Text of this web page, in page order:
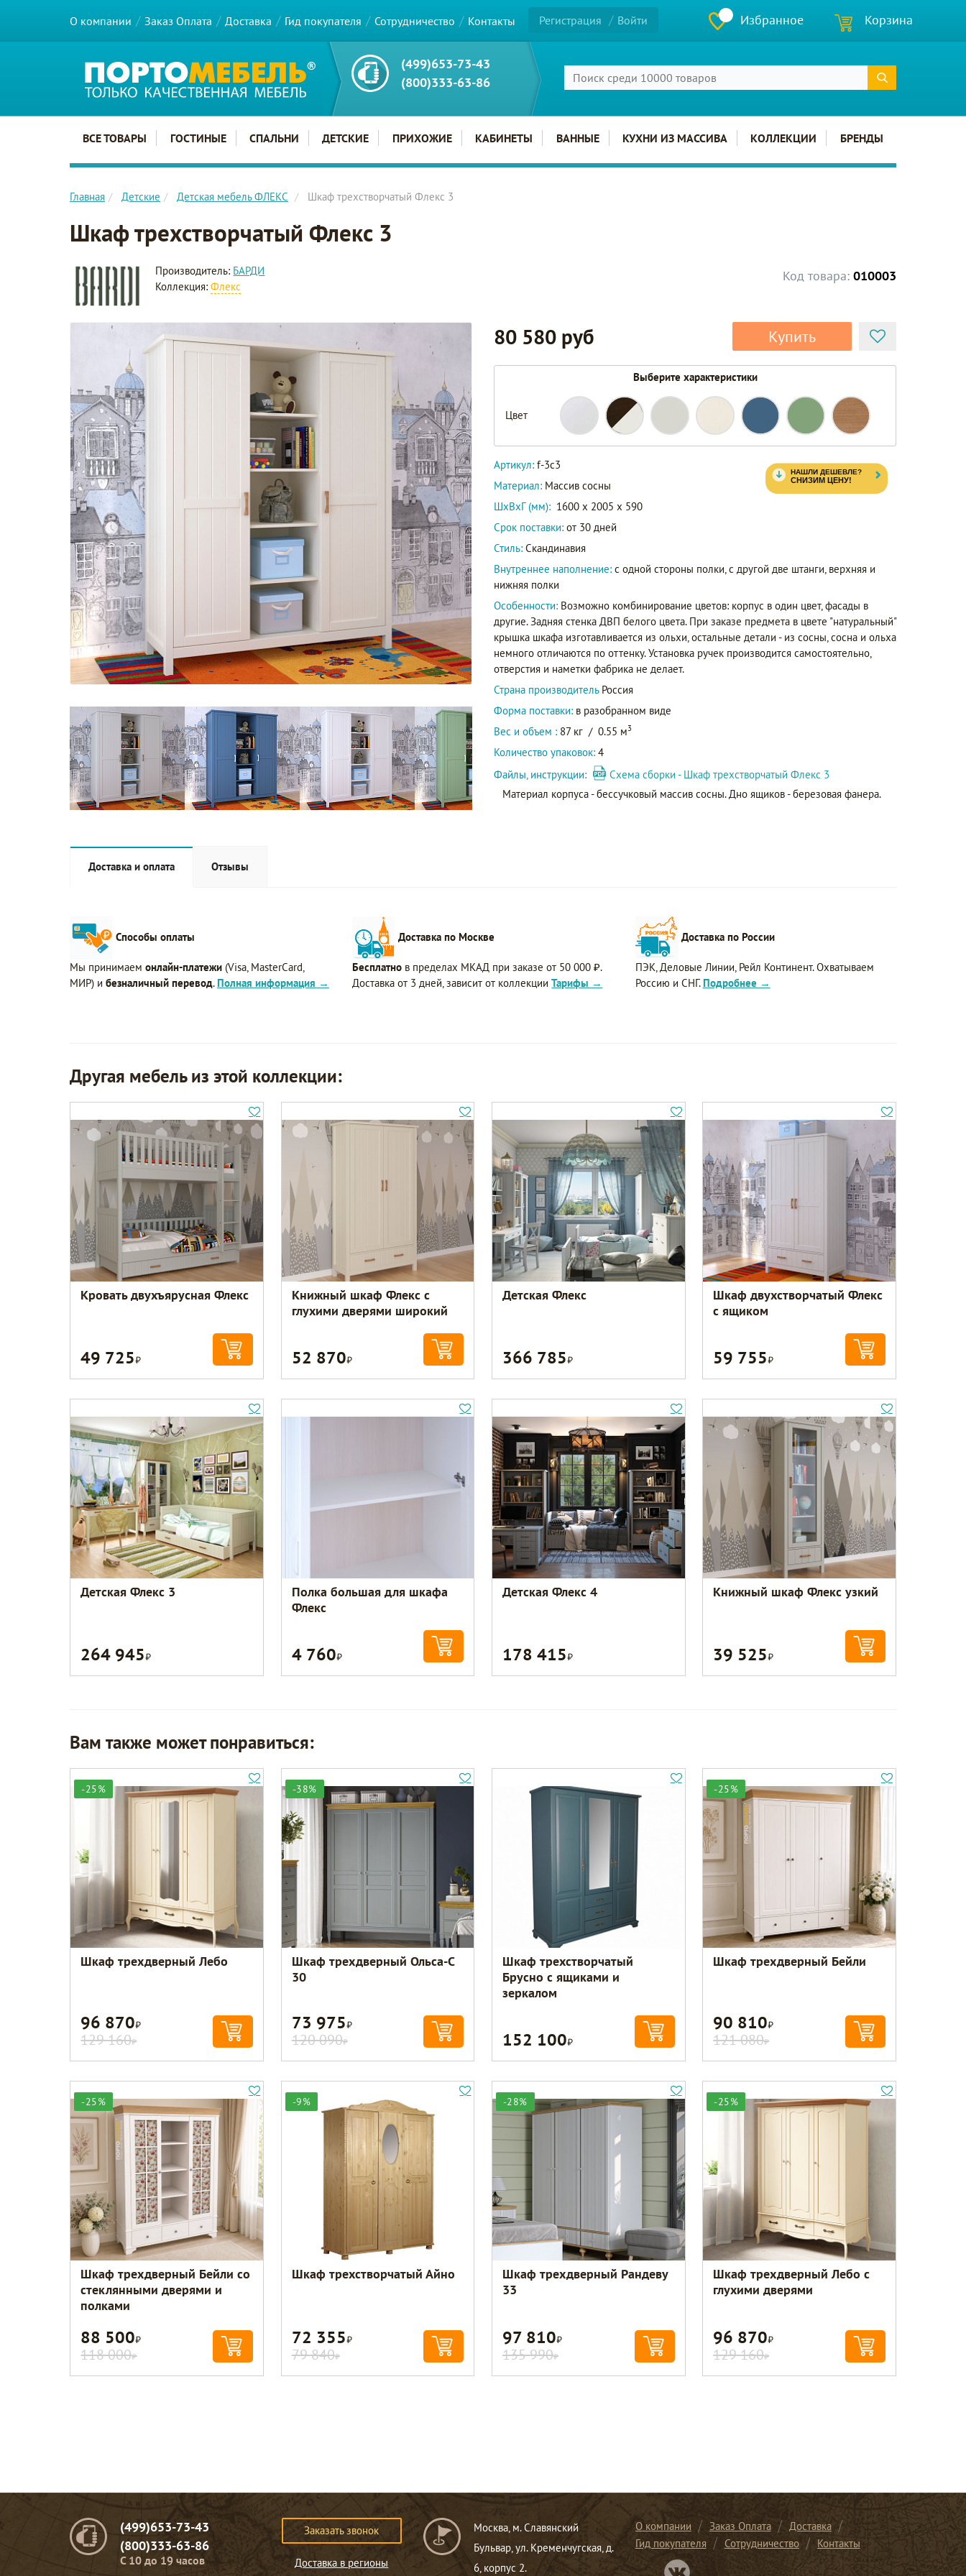
О компании Заказ Оплата Доставка Гид покупателя Сотрудничество Контакты Регистрация Войти Избранное Корзина
(499)653-73-43
(800)333-63-86
Главное меню сайта
ВСЕ ТОВАРЫ ГОСТИНЫЕ СПАЛЬНИ ДЕТСКИЕ ПРИХОЖИЕ КАБИНЕТЫ ВАННЫЕ КУХНИ ИЗ МАССИВА КОЛЛЕКЦИИ БРЕНДЫ
Главная Детские Детская мебель ФЛЕКС Шкаф трехстворчатый Флекс 3
Шкаф трехстворчатый Флекс 3
Код товара: 010003
Производитель: БАРДИ
Коллекция:Флекс
80 580 руб Купить
Выберите характеристики
Цвет
f-
3c3
Артикул: f-3c3
Материал: Массив сосны
ШxВxГ (мм): 1600 x 2005 x 590
Срок поставки: от 30 дней
Стиль: Скандинавия
Внутреннее наполнение: с одной стороны полки, с другой две штанги, верхняя и
нижняя полки
Особенности: Возможно комбинирование цветов: корпус в один цвет, фасады в
другие. Задняя стенка ДВП белого цвета. При заказе предмета в цвете "натуральный"
крышка шкафа изготавливается из ольхи, остальные детали - из сосны, сосна и ольха
немного отличаются по оттенку. Установка ручек производится самостоятельно,
отверстия и наметки фабрика не делает.
Страна производитель Россия
Форма поставки: в разобранном виде
Вес и объем : 87 кг / 0.55 м3
Количество упаковок: 4
Файлы, инструкции:
Схема сборки - Шкаф трехстворчатый Флекс 3
Материал корпуса - бессучковый массив сосны. Дно ящиков - березовая фанера.
Доставка и оплата Отзывы
Способы оплаты
Мы принимаем онлайн-платежи (Visa, MasterCard,
МИР) и безналичный перевод. Полная информация →
Доставка по Москве
Бесплатно в пределах МКАД при заказе от 50 000 ₽.
Доставка от 3 дней, зависит от коллекцииТарифы →
Доставка по России
ПЭК, Деловые Линии, Рейл Континент. Охватываем
Россию и СНГ. Подробнее →
Другая мебель из этой коллекции:
Кровать двухъярусная Флекс
49 725Р
Книжный шкаф Флекс с
глухими дверями широкий
52 870Р
Детская Флекс
366 785Р
Шкаф двухстворчатый Флекс
с ящиком
59 755Р
Детская Флекс 3
264 945Р
Полка большая для шкафа
Флекс
4 760Р
Детская Флекс 4
178 415Р
Книжный шкаф Флекс узкий
39 525Р
Вам также может понравиться:
-25%
Шкаф трехдверный Лебо
96 870Р
129 160Р
-38%
Шкаф трехдверный Ольса-С
30
73 975Р
120 090Р
Шкаф трехстворчатый
Брусно с ящиками и
зеркалом
152 100Р
-25%
Шкаф трехдверный Бейли
90 810Р
121 080Р
-25%
Шкаф трехдверный Бейли со
стеклянными дверями и
полками
88 500Р
118 000Р
-9%
Шкаф трехстворчатый Айно
72 355Р
79 840Р
-28%
Шкаф трехдверный Рандеву
33
97 810Р
135 990Р
-25%
Шкаф трехдверный Лебо с
глухими дверями
96 870Р
129 160Р
(499)653-73-43
(800)333-63-86
C 10 до 19 часов
Заказать звонок
Доставка в регионы
Москва, м. Славянский
Бульвар, ул. Кременчугская, д.
6, корпус 2.
О компании Заказ Оплата
Доставка
Гид покупателя
Сотрудничество
Контакты
Перейти в нашу группу Вконтакте